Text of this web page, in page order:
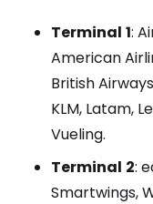
Terminal 1:
American
British
KLM, Latam,
Vueling.
Terminal 2:
Smartwings,